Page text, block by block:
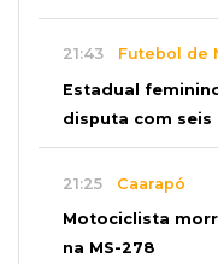
21:43 Futebol de
Estadual
disputa com seis
21:25 Caarapó
Motociclista
na MS-278